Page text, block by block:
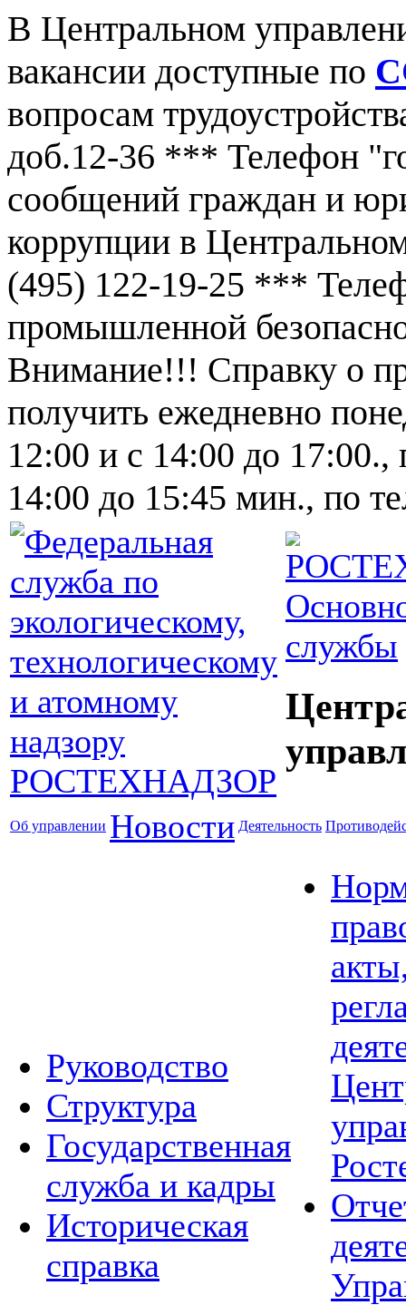
В Центральном
вакансии доступные по
вопросам
доб.12-36 *** Телефон
сообщений граждан и
коррупции в
(495) 122-19-25 ***
промышленной
Внимание!!! Справку о
получить ежедневно
12:00 и с 14:00 до 17:00.,
14:00 до 15:45 мин., по
службы
Об управлении Новости Деятельность
Руководство
Структура
Государственная
служба и кадры
Историческая
справка